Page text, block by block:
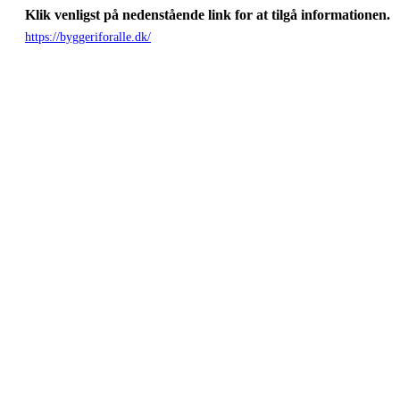
Klik venligst på nedenstående link for at tilgå informationen.
https://byggeriforalle.dk/